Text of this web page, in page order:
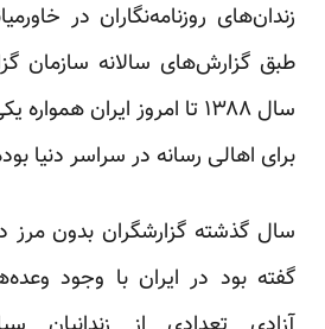
زندان‌های روزنامه‌نگاران در
طبق گزارش‌های سالانه سازمان
سال ۱۳۸۸ تا امروز ایران
برای اهالی رسانه در سراسر دنیا
سال گذشته گزارشگران بدون مرز
گفته بود در ایران با وجود